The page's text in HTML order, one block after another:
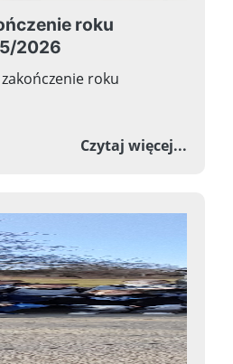
roku
2026
roku
Czytaj więcej...o